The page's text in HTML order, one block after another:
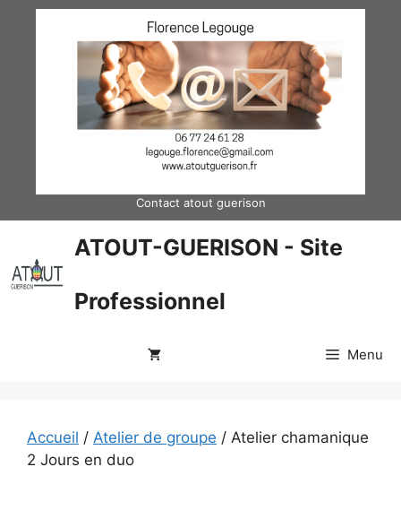
Contact atout guerison
ATOUT-GUERISON - Site
Professionnel
Menu
Accueil / Atelier de groupe / Atelier chamanique
2 Jours en duo